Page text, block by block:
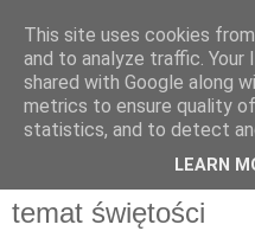
sobota, listopada 15,
Mark Swain -
temat świętości
This site uses cookies
and to analyze traffic. Your
shared with Google along
metrics to ensure quality
statistics, and to detect
LEARN